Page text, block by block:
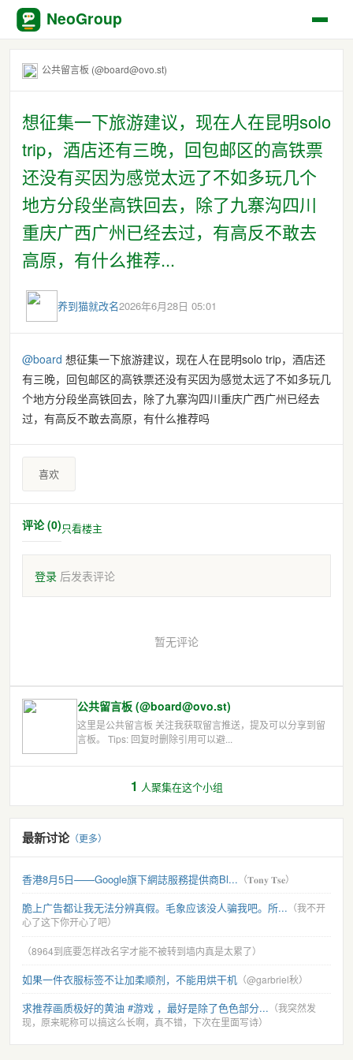
NeoGroup
公共留言板 (@board@ovo.st)
想征集一下旅游建议，现在人在昆明solo
trip，酒店还有三晚，回包邮区的高铁票
还没有买因为感觉太远了不如多玩几个
地方分段坐高铁回去，除了九寨沟四川
重庆广西广州已经去过，有高反不敢去
高原，有什么推荐...
养到猫就改名2026年6月28日 05:01
@board 想征集一下旅游建议，现在人在昆明solo trip，酒店还
有三晚，回包邮区的高铁票还没有买因为感觉太远了不如多玩几
个地方分段坐高铁回去，除了九寨沟四川重庆广西广州已经去
过，有高反不敢去高原，有什么推荐吗
喜欢
评论 (0)只看楼主
登录 后发表评论
暂无评论
公共留言板 (@board@ovo.st)
这里是公共留言板 关注我获取留言推送，提及可以分享到留
言板。 Tips: 回复时删除引用可以避...
1 人聚集在这个小组
最新讨论（更多）
香港8月5日——Google旗下網誌服務提供商Bl... （𝐓𝐨𝐧𝐲 𝐓𝐬𝐞）
脆上广告都让我无法分辨真假。毛象应该没人骗我吧。所... （我不开
心了这下你开心了吧）
（8964到底要怎样改名字才能不被转到墙内真是太累了）
如果一件衣服标签不让加柔顺剂，不能用烘干机 （@garbriel秋）
求推荐画质极好的黄油 #游戏 ，最好是除了色色部分... （我突然发
现，原来昵称可以搞这么长啊，真不错，下次在里面写诗）